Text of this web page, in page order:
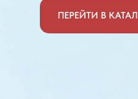
ПЕРЕЙТИ В